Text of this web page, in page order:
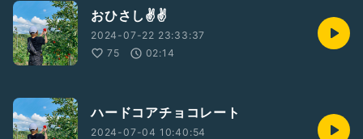
おひさし✌️✌️
2024-07-22 23:33:37
75
02:14
ハードコアチョコレート
2024-07-04 10:40:54